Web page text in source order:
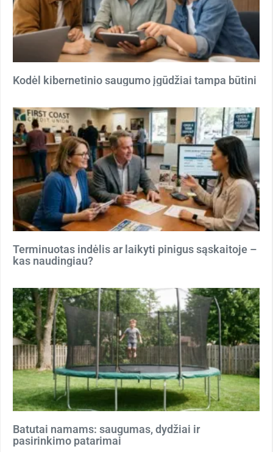
Kodėl kibernetinio saugumo įgūdžiai tampa būtini
Terminuotas indėlis ar laikyti pinigus sąskaitoje –
kas naudingiau?
Batutai namams: saugumas, dydžiai ir
pasirinkimo patarimai